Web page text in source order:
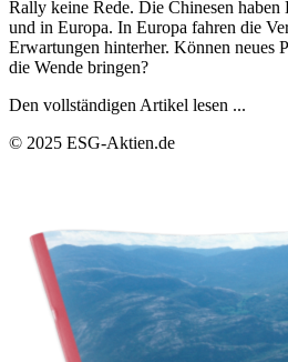
Rally keine Rede. Die Chinesen
und in Europa. In Europa fahren die
Erwartungen hinterher. Können neues
die Wende bringen?
Den vollständigen Artikel lesen ...
© 2025 ESG-Aktien.de